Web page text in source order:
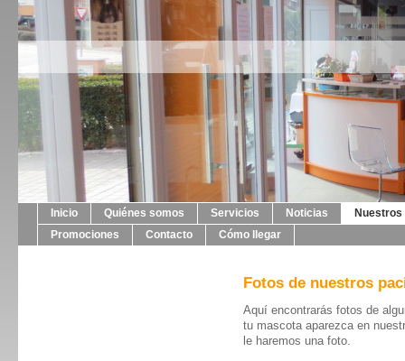
Inicio Quiénes somos Servicios Noticias
Promociones
Contacto Cómo llegar
Fotos de nuestros
Aquí encontrarás fotos de
tu mascota aparezca en
le haremos una foto.